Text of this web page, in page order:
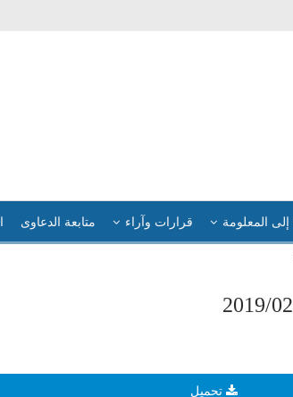
إلى المعلومة قرارات وآراء متابعة الدعاوى
تحميل